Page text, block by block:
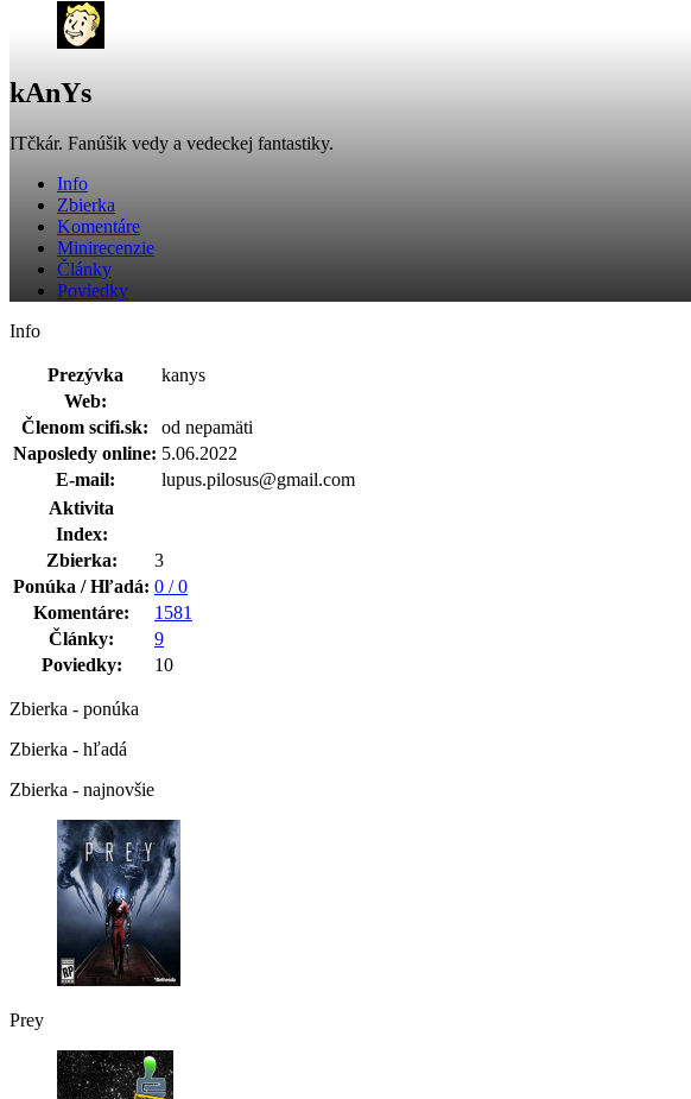
kAnYs
ITčkár. Fanúšik vedy a vedeckej fantastiky.
Info
Zbierka
Komentáre
Minirecenzie
Články
Poviedky
Info
Prezývka
kanys
Web:
Členom scifi.sk:
od nepamäti
Naposledy online: 5.06.2022
E-mail:
lupus.pilosus@gmail.com
Aktivita
Index:
Zbierka:
3
Ponúka / Hľadá: 0 / 0
Komentáre:
1581
Články:
9
Poviedky:
10
Zbierka - ponúka
Zbierka - hľadá
Zbierka - najnovšie
Prey